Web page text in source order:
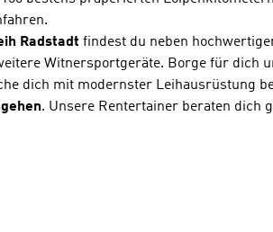
Radstadt findest du neben
Witnersportgeräte. Borge für dich
dich mit modernster Leihausrüstung
. Unsere Rentertainer beraten dich